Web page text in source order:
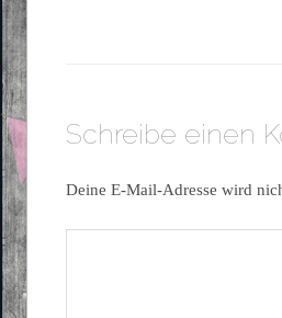
Schreibe einen
Deine E-Mail-Adresse wird